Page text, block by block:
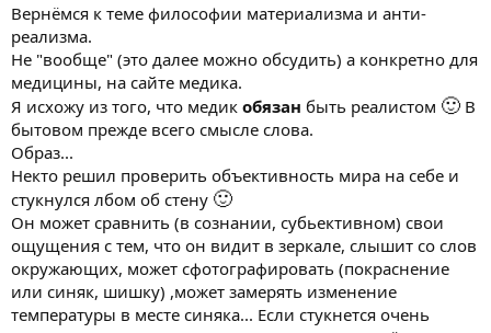
нравственная ценность, а Бог для него нравственный идеал для
самосовершенствования, Кант формулирует свой закон,
который должен стать основой для построения отношений
между людьми. Он получил название категорического
императива. Этот закон содержал следующие предписания:
- в жизни поступать по таким правилам, чтобы они имели силу
закона для себя и окружающих людей;
- относится к другим так, как хочешь, чтобы относились к тебе;
- ближнего нельзя рассматривать с позиций личной выгоды
для себя.
Учение Канта не отождествляется с «Золотым правилом», оно
дополнено формулировками, что правило одного имеет силу
закона для него и окружающих его людей, а также, что
Вернёмся к теме философии материализма и анти-
реализма.
Не "вообще" (это далее можно обсудить) а конкретно для
медицины, на сайте медика.
Я исхожу из того, что медик обязан быть реалистом 🙂 В
бытовом прежде всего смысле слова.
Образ...
Некто решил проверить объективность мира на себе и
стукнулся лбом об стену 🙂
Он может сравнить (в сознании, субьективном) свои
ощущения с тем, что он видит в зеркале, слышит со слов
окружающих, может сфотографировать (покраснение
или синяк, шишку) ,может замерять изменение
температуры в месте синяка... Если стукнется очень